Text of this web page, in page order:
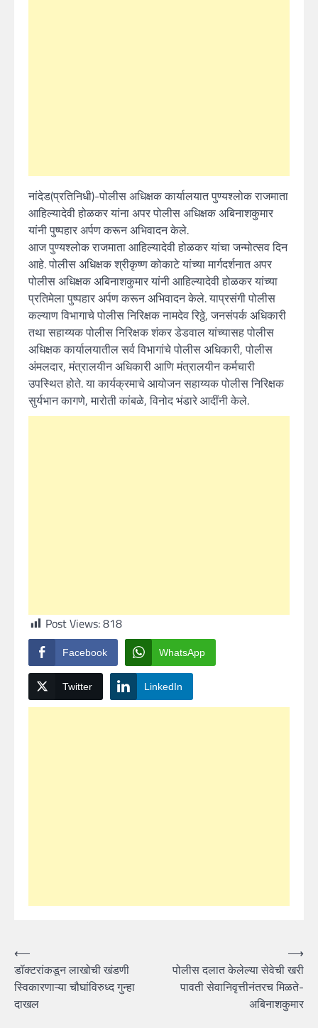
नांदेड(प्रतिनिधी)-पोलीस अधिक्षक कार्यालयात पुण्यश्लोक राजमाता
आहिल्यादेवी होळकर यांना अपर पोलीस अधिक्षक अबिनाशकुमार
यांनी पुष्पहार अर्पण करून अभिवादन केले.
आज पुण्यश्लोक राजमाता आहिल्यादेवी होळकर यांचा जन्मोत्सव दिन
आहे. पोलीस अधिक्षक श्रीकृष्ण कोकाटे यांच्या मार्गदर्शनात अपर
पोलीस अधिक्षक अबिनाशकुमार यांनी आहिल्यादेवी होळकर यांच्या
प्रतिमेला पुष्पहार अर्पण करून अभिवादन केले. याप्रसंगी पोलीस
कल्याण विभागाचे पोलीस निरिक्षक नामदेव रिठ्ठे, जनसंपर्क अधिकारी
तथा सहाय्यक पोलीस निरिक्षक शंकर डेडवाल यांच्यासह पोलीस
अधिक्षक कार्यालयातील सर्व विभागांचे पोलीस अधिकारी, पोलीस
अंमलदार, मंत्रालयीन अधिकारी आणि मंत्रालयीन कर्मचारी
उपस्थित होते. या कार्यक्रमाचे आयोजन सहाय्यक पोलीस निरिक्षक
सुर्यभान कागणे, मारोती कांबळे, विनोद भंडारे आदींनी केले.
Post Views:818
Facebook WhatsApp
Twitter LinkedIn
Post
navigation
⟵
डॉक्टरांकडून लाखोची खंडणी
स्विकारणाऱ्या चौघांविरुध्द गुन्हा
दाखल
पोलीस दलात केलेल्या सेवेची खरी
पावती सेवानिवृत्तीनंतरच मिळते-
अबिनाशकुमार
⟶